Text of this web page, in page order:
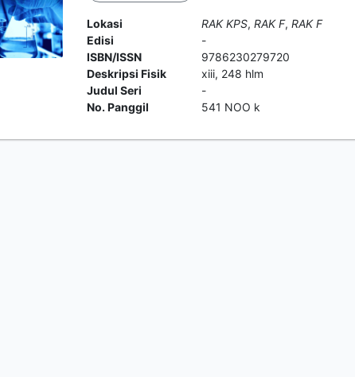
Lokasi RAK KPS, RAK F, RAK F
Edisi
-
ISBN/ISSN
9786230279720
Deskripsi Fisik
xiii, 248 hlm
Judul Seri
-
No. Panggil
541 NOO k